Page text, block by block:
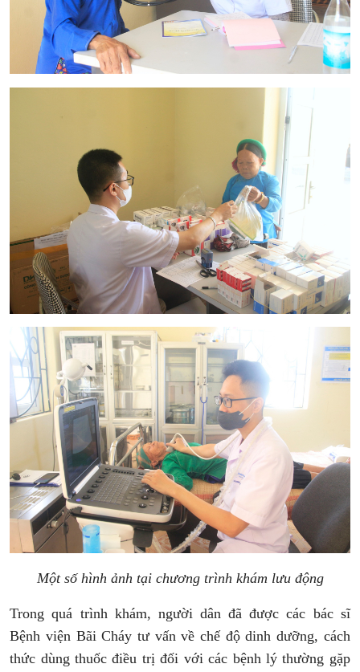
Một số hình ảnh tại chương trình khám lưu động
Trong quá trình khám, người dân đã được các bác sĩ
Bệnh viện Bãi Cháy tư vấn về chế độ dinh dưỡng, cách
thức dùng thuốc điều trị đối với các bệnh lý thường gặp